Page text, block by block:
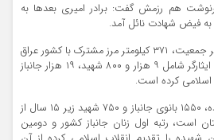
هم رزمش گفت: برادر امیری بعدها به
به فیض شهادت نائل آمد.
استان کرمانشاه با ۲ میلیون نفر جمعیت، ۳۷۱ کیلومتر مرز مشترک با کشور عراق
دارد، مردم این استان ۳۰ هزار ایثارگر شامل ۹ هزار و ۸۰۰ شهید، ۱۹ هزار جانباز
همچنین تقدیم ۸۵۰ زن شهیده، ۱۵۵۰ بانوی جانباز و ۷۵۰ شهید زیر ۱۵ سال از
است، رتبه اول زنان جانباز کشور و دومین